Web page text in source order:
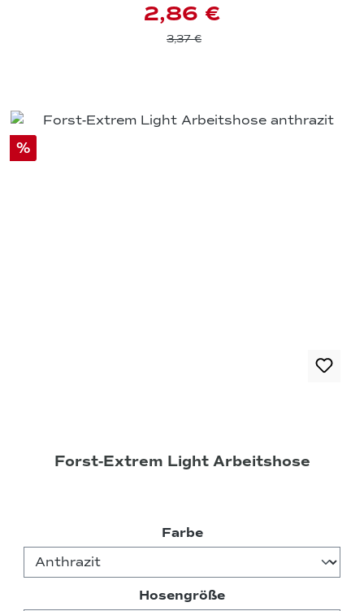
2,86 €
3,37 €
%
Forst-Extrem Light Arbeitshose
Farbeauswählen
Hosengrößeauswählen